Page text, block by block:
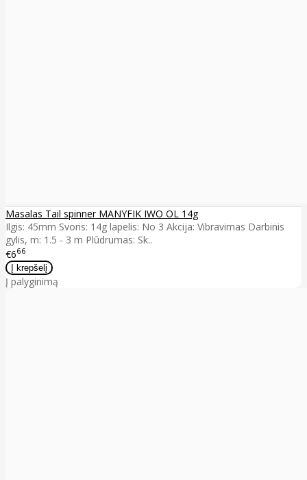
Masalas Tail spinner MANYFIK IWO OL 14g
Ilgis: 45mm Svoris: 14g lapelis: No 3 Akcija: Vibravimas Darbinis
gylis, m: 1.5 - 3 m Plūdrumas: Sk..
€666
Į palyginimą